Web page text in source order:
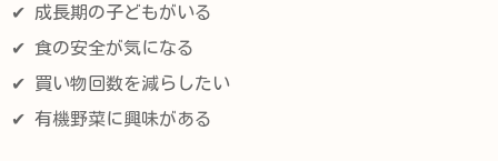
✔ 成長期の子どもがいる
✔ 食の安全が気になる
✔ 買い物回数を減らしたい
✔ 有機野菜に興味がある